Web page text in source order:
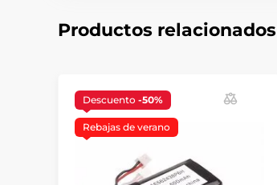
Productos relacionados
Descuento -50%
Rebajas de verano